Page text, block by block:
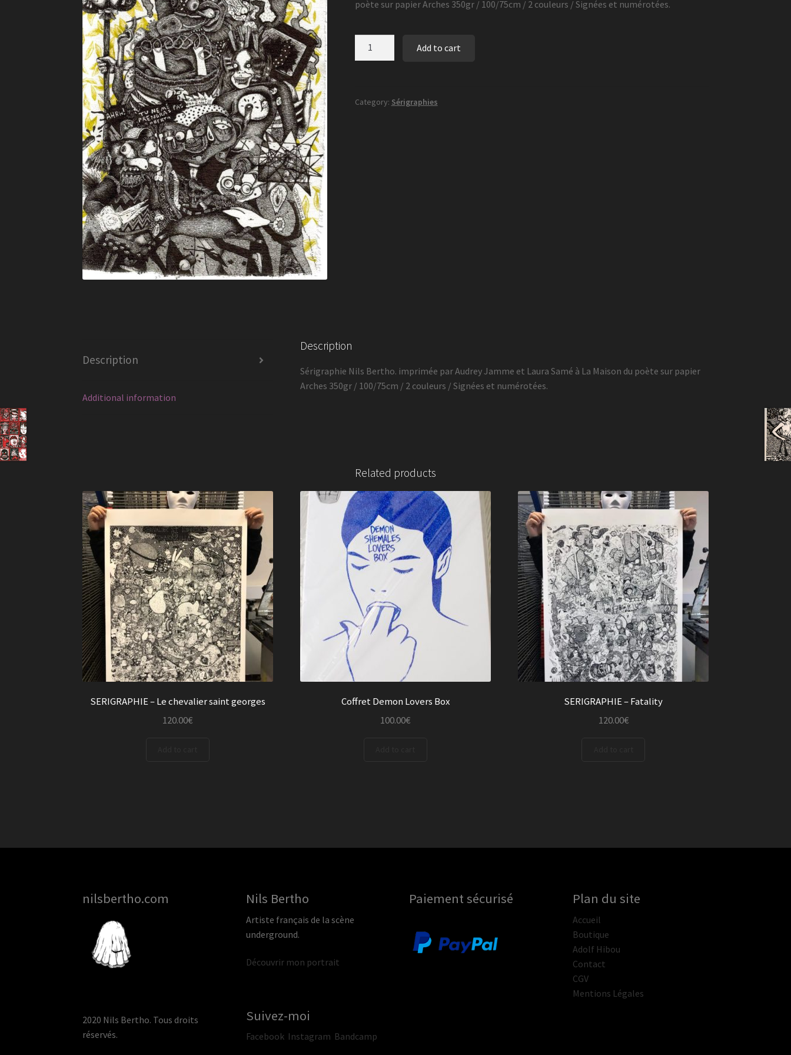
poète sur papier Arches 350gr / 100/75cm / 2 couleurs / Signées et numérotées.
Add to cart
Category: Sérigraphies
Description
Additional information
Description
Sérigraphie Nils Bertho. imprimée par Audrey Jamme et Laura Samé à La Maison du poète sur papier
Arches 350gr / 100/75cm / 2 couleurs / Signées et numérotées.
Related products
SERIGRAPHIE – Le chevalier saint georges
120.00€
Coffret Demon Lovers Box
100.00€
SERIGRAPHIE – Fatality
120.00€
nilsbertho.com
2020 Nils Bertho. Tous droits
réservés.
Nils Bertho
Artiste français de la scène
underground.
Découvrir mon portrait
Suivez-moi
Facebook Instagram Bandcamp
Paiement sécurisé Plan du site
Accueil
Boutique
Adolf Hibou
Contact
CGV
Mentions Légales